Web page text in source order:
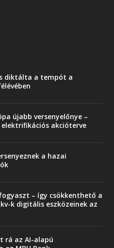
diktálta a tempót a
újabb versenyelőnye –
akcióterve
a hazai
– így csökkenthető a
k digitális eszközeinek az
rá az AI-alapú